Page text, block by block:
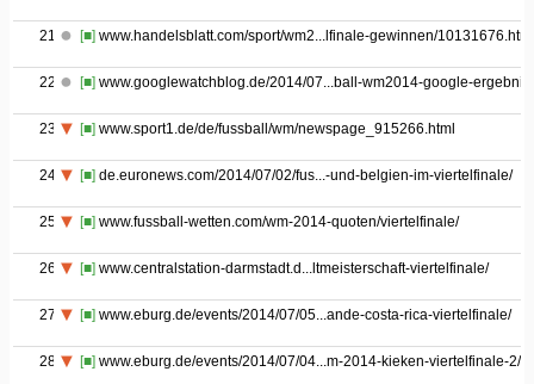
21 [■] www.handelsblatt.com/sport/wm2...lfinale-gewinnen/10131676.html
22 [■] www.googlewatchblog.de/2014/07...ball-wm2014-google-
23 [■] www.sport1.de/de/fussball/wm/newspage_915266.html
24 [■] de.euronews.com/2014/07/02/fus...-und-belgien-im-viertelfinale/
25 [■] www.fussball-wetten.com/wm-2014-quoten/viertelfinale/
26 [■] www.centralstation-darmstadt.d...ltmeisterschaft-viertelfinale/
27 [■] www.eburg.de/events/2014/07/05...ande-costa-rica-viertelfinale/
28 [■] www.eburg.de/events/2014/07/04...m-2014-kieken-viertelfinale-2/